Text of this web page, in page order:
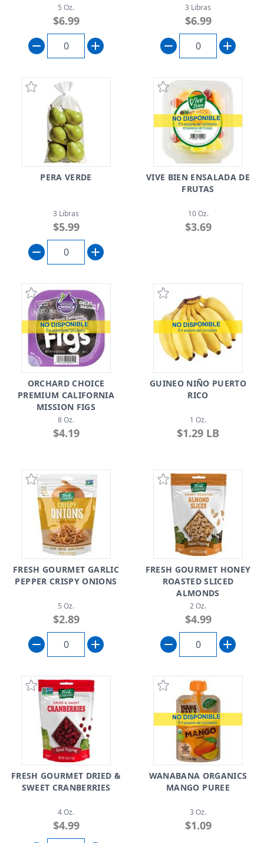
5 Oz.
$6.99
3 Libras
$6.99
PERA VERDE
3 Libras
$5.99
VIVE BIEN ENSALADA DE
FRUTAS
10 Oz.
$3.69
ORCHARD CHOICE
PREMIUM CALIFORNIA
MISSION FIGS
8 Oz.
$4.19
GUINEO NIÑO PUERTO
RICO
1 Oz.
$1.29 LB
FRESH GOURMET GARLIC
PEPPER CRISPY ONIONS
5 Oz.
$2.89
FRESH GOURMET HONEY
ROASTED SLICED
ALMONDS
2 Oz.
$4.99
FRESH GOURMET DRIED &
SWEET CRANBERRIES
4 Oz.
$4.99
WANABANA ORGANICS
MANGO PUREE
3 Oz.
$1.09